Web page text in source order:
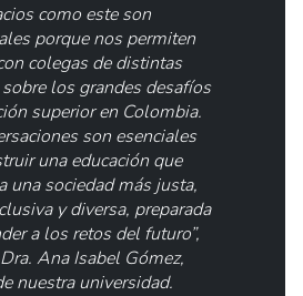
como este son
porque nos permiten
colegas de distintas
los grandes desafíos
superior en Colombia.
son esenciales
una educación que
una sociedad más justa,
y diversa, preparada
a los retos del futuro”,
Ana Isabel Gómez,
nuestra universidad.